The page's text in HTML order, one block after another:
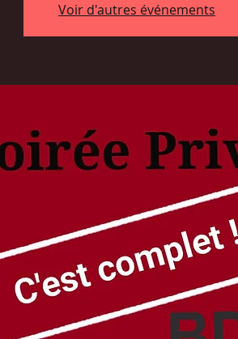
Voir d'autres événements